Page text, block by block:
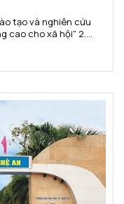
tạo và nghiên cứu
cho xã hội" 2.
lượng khu vực Châu